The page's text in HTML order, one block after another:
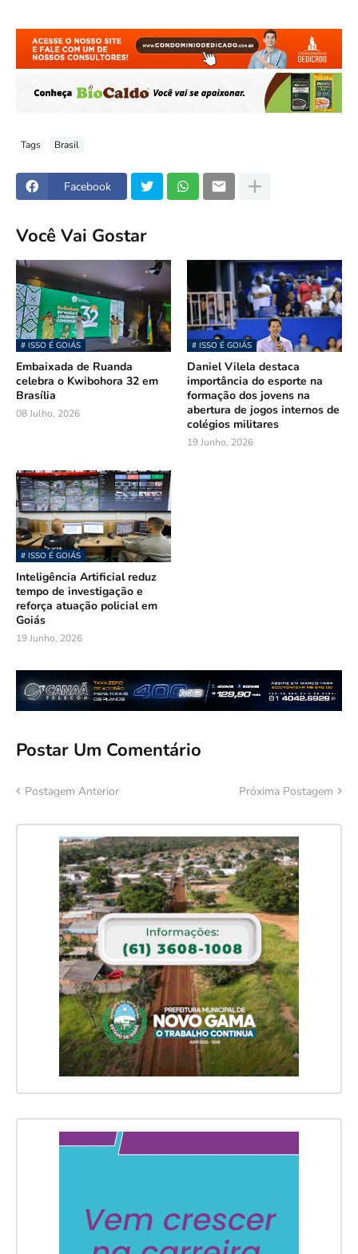
Tags Brasil
Facebook
Você Vai Gostar
# ISSO É GOIÁS
Embaixada de Ruanda
celebra o Kwibohora 32 em
Brasília
08 Julho, 2026
# ISSO É GOIÁS
Daniel Vilela destaca
importância do esporte na
formação dos jovens na
abertura de jogos internos de
colégios militares
19 Junho, 2026
# ISSO É GOIÁS
Inteligência Artificial reduz
tempo de investigação e
reforça atuação policial em
Goiás
19 Junho, 2026
Postar Um Comentário
Postagem Anterior Próxima Postagem